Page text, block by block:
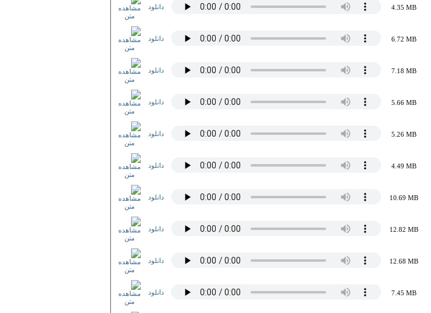
4.35 MB دانلود
6.72 MB دانلود
7.18 MB دانلود
5.66 MB دانلود
5.26 MB دانلود
4.49 MB دانلود
10.69 MB دانلود
12.82 MB دانلود
12.68 MB دانلود
7.45 MB دانلود